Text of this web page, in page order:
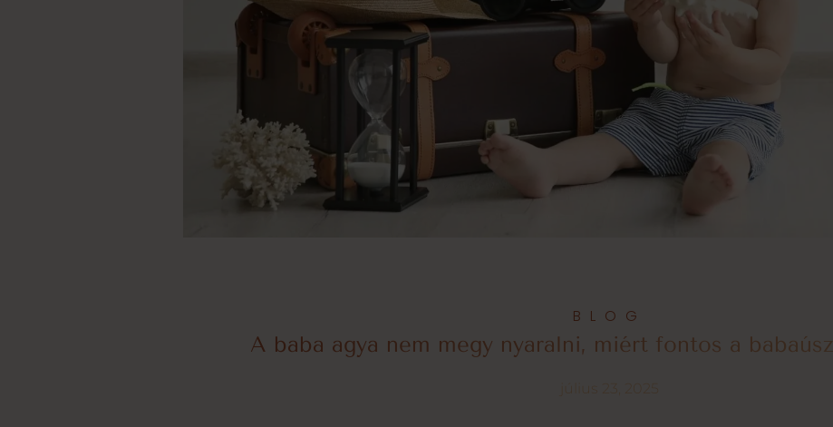
BLOG
A baba agya nem megy nyaralni, miért fontos a
július 23, 2025